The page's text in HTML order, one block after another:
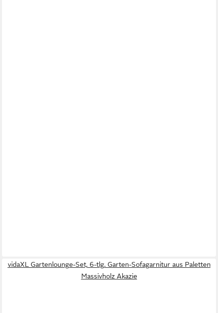
vidaXL Gartenlounge-Set, 6-tlg. Garten-Sofagarnitur aus Paletten
Massivholz Akazie